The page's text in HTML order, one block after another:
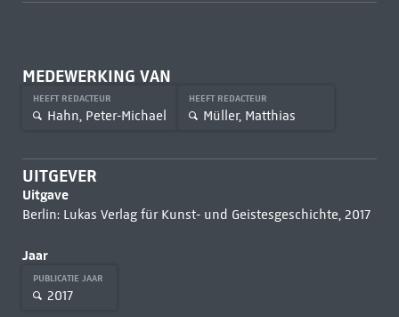
MEDEWERKING VAN
HEEFT REDACTEUR
Hahn, Peter-Michael
HEEFT REDACTEUR
Müller, Matthias
UITGEVER
Uitgave
Berlin: Lukas Verlag für Kunst- und Geistesgeschichte, 2017
Jaar
PUBLICATIE JAAR
2017